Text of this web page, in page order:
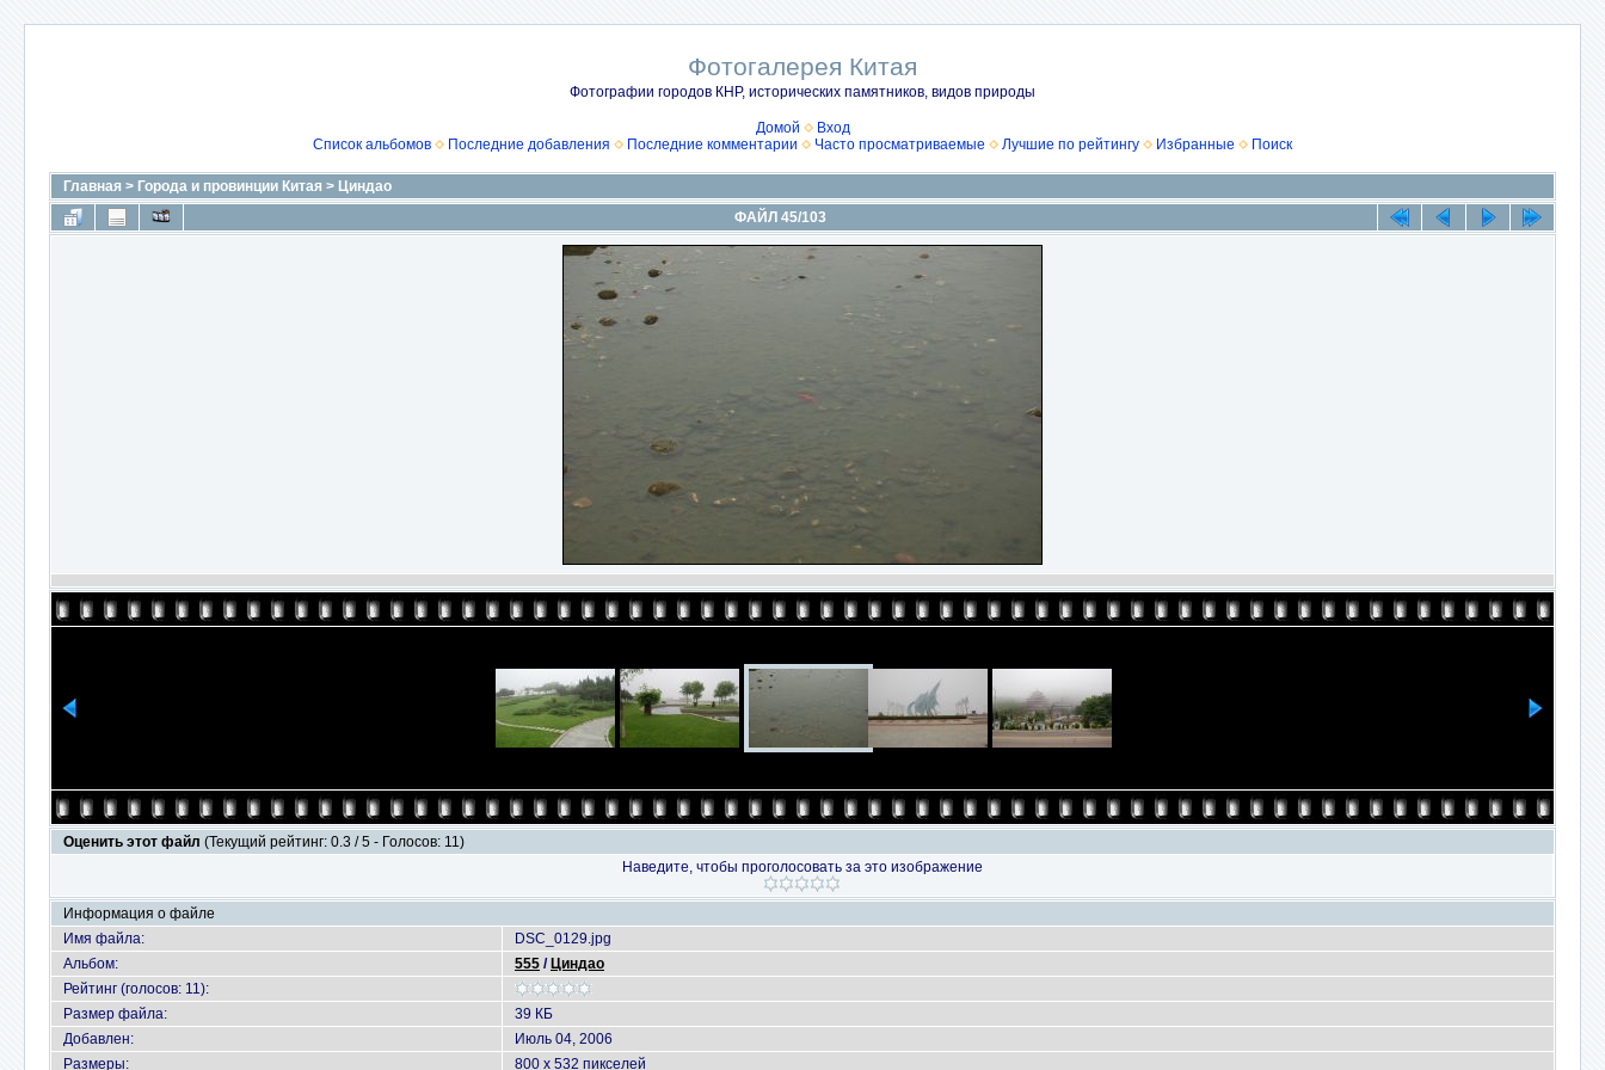
Фотогалерея Китая
Фотографии городов КНР, исторических памятников, видов природы
Домой
Вход
Список альбомов
Последние добавления Последние комментарии Часто просматриваемые Лучшие по рейтингу Избранные Поиск
Главная > Города и провинции Китая > Циндао
ФАЙЛ 45/103
Оценить этот файл (Текущий рейтинг: 0.3 / 5 - Голосов: 11)
Наведите, чтобы проголосовать за это изображение
Информация о файле
Имя файла:
DSC_0129.jpg
Альбом:
555 / Циндао
Рейтинг (голосов: 11):
Размер файла:
39 КБ
Добавлен:
Июль 04, 2006
Размеры:
800 x 532 пикселей